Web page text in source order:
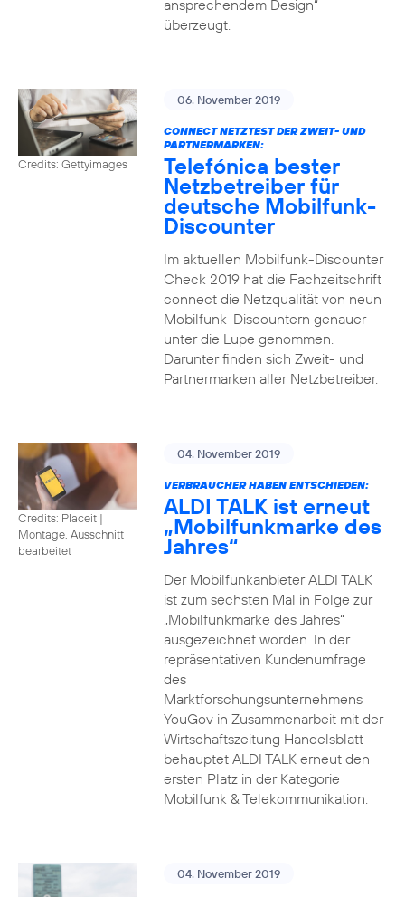
ansprechendem Design“
überzeugt.
Credits: Gettyimages
06. November 2019
CONNECT NETZTEST DER ZWEIT- UND
PARTNERMARKEN:
Telefónica bester
Netzbetreiber für
deutsche Mobilfunk-
Discounter
Im aktuellen Mobilfunk-Discounter
Check 2019 hat die Fachzeitschrift
connect die Netzqualität von neun
Mobilfunk-Discountern genauer
unter die Lupe genommen.
Darunter finden sich Zweit- und
Partnermarken aller Netzbetreiber.
Credits: Placeit |
Montage, Ausschnitt
bearbeitet
04. November 2019
VERBRAUCHER HABEN ENTSCHIEDEN:
ALDI TALK ist erneut
„Mobilfunkmarke des
Jahres“
Der Mobilfunkanbieter ALDI TALK
ist zum sechsten Mal in Folge zur
„Mobilfunkmarke des Jahres“
ausgezeichnet worden. In der
repräsentativen Kundenumfrage
des
Marktforschungsunternehmens
YouGov in Zusammenarbeit mit der
Wirtschaftszeitung Handelsblatt
behauptet ALDI TALK erneut den
ersten Platz in der Kategorie
Mobilfunk & Telekommunikation.
04. November 2019